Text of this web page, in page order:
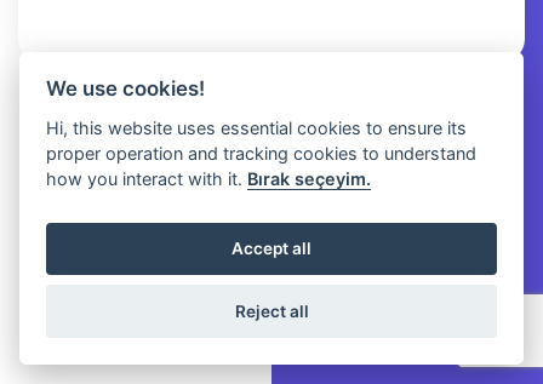
© 2026 NoMessOS
We use cookies!
Hi, this website uses essential cookies to ensure its
proper operation and tracking cookies to understand
how you interact with it. Bırak seçeyim.
Accept all
Reject all